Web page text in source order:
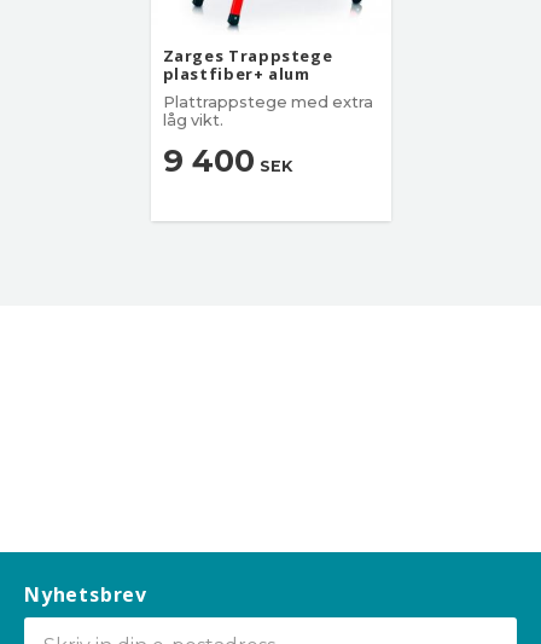
Zarges Trappstege
plastfiber+ alum
Plattrappstege med extra
låg vikt.
9 400 SEK
Nyhetsbrev